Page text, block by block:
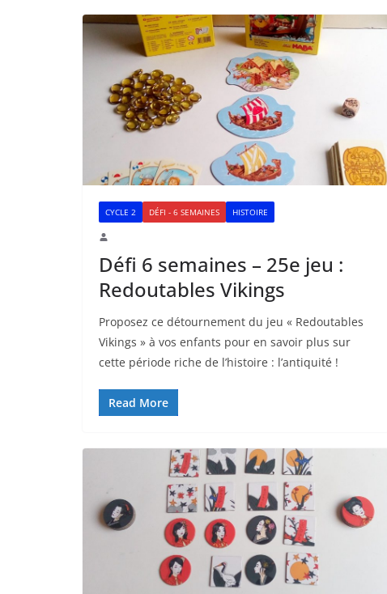
CYCLE 2 DÉFI - 6 SEMAINES HISTOIRE
Défi 6 semaines – 25e jeu :
Redoutables Vikings
Proposez ce détournement du jeu « Redoutables
Vikings » à vos enfants pour en savoir plus sur
cette période riche de l’histoire : l’antiquité !
Read More